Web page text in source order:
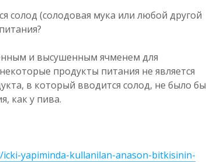
солод (солодовая мука или любой другой
и высушенным ячменем для
продукты питания не является
в который вводится солод, не было бы
как у пива.
yapiminda-kullanilan-anason-bitkisinin-